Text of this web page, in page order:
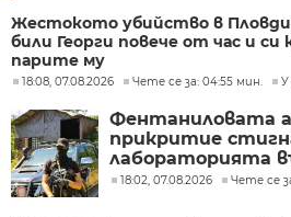
Жестокото убийство в
били Георги повече от час и си
парите му
18:08, 07.08.2026 Чете се за: 04:55 мин. У
Фентаниловата
прикритие
лабораторията
18:02, 07.08.2026 Чете се